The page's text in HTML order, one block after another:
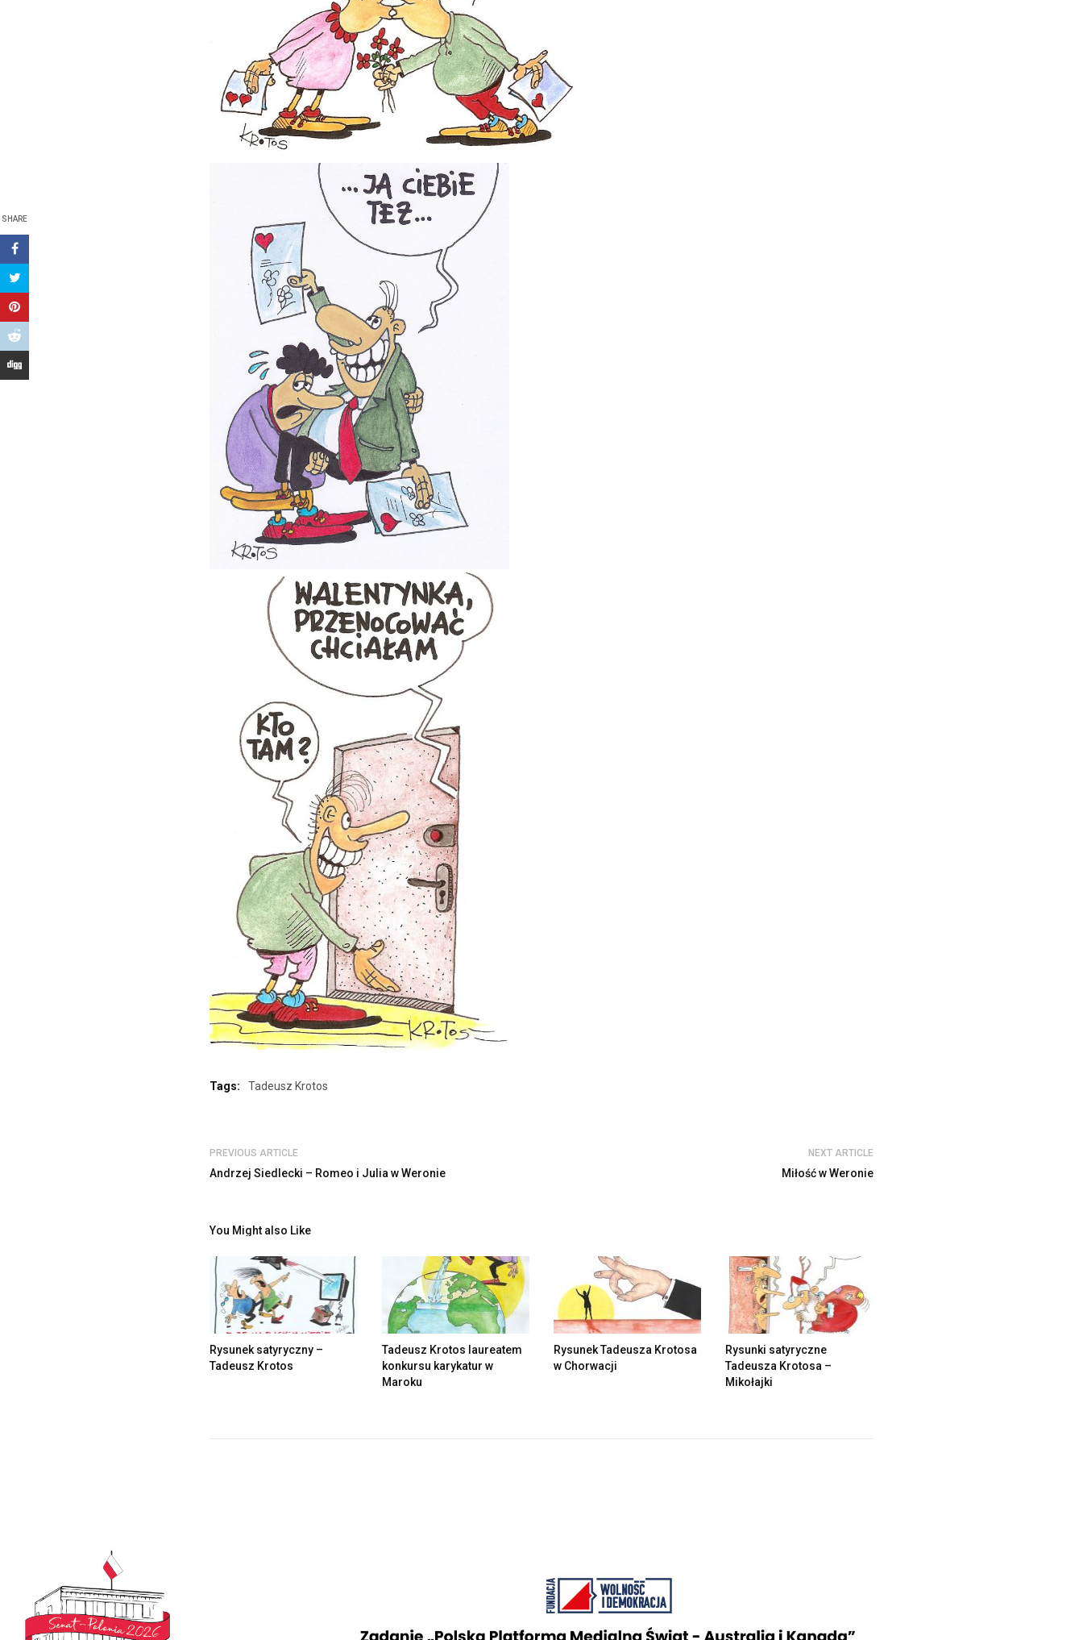
SHARE
Tags: Tadeusz Krotos
PREVIOUS ARTICLE
Andrzej Siedlecki – Romeo i Julia w Weronie
NEXT ARTICLE
Miłość w Weronie
You Might also Like
Rysunek satyryczny –
Tadeusz Krotos
Tadeusz Krotos laureatem
konkursu karykatur w
Maroku
Rysunek Tadeusza Krotosa
w Chorwacji
Rysunki satyryczne
Tadeusza Krotosa –
Mikołajki